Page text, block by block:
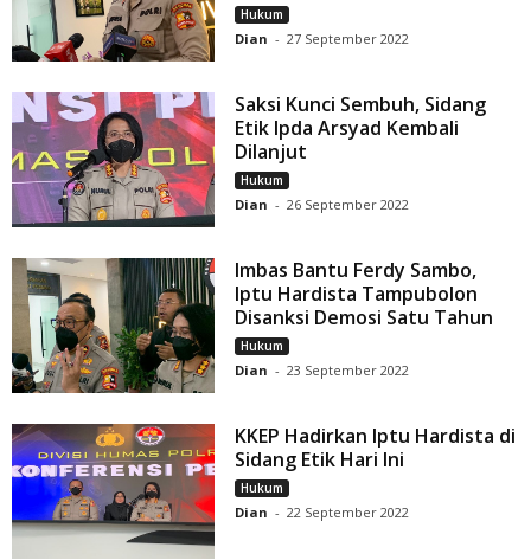
Hukum
Dian - 27 September 2022
Saksi Kunci Sembuh, Sidang
Etik Ipda Arsyad Kembali
Dilanjut
Hukum
Dian - 26 September 2022
Imbas Bantu Ferdy Sambo,
Iptu Hardista Tampubolon
Disanksi Demosi Satu Tahun
Hukum
Dian - 23 September 2022
KKEP Hadirkan Iptu Hardista di
Sidang Etik Hari Ini
Hukum
Dian - 22 September 2022